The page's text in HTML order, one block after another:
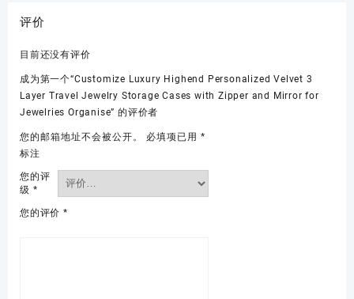
评价
目前还没有评价
成为第一个“Customize Luxury Highend Personalized Velvet 3
Layer Travel Jewelry Storage Cases with Zipper and Mirror for
Jewelries Organise” 的评价者
您的邮箱地址不会被公开。 必填项已用 *
标注
您的评
级 *
您的评价 *